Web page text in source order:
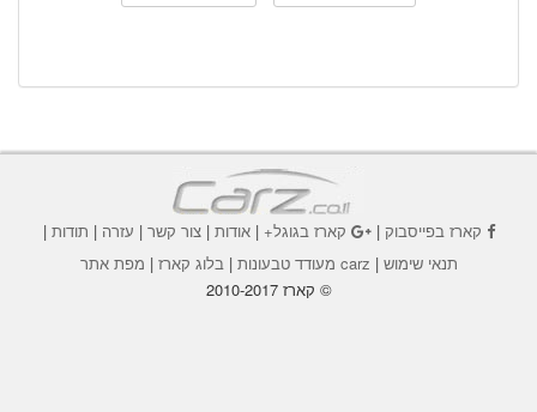
קארז בפייסבוק| קארז בגוגל+|אודות |צור קשר | עזרה | תודות |
תנאי שימוש | carz מעודד טבעונות | בלוג קארז | מפת אתר
© קארז 2010-2017